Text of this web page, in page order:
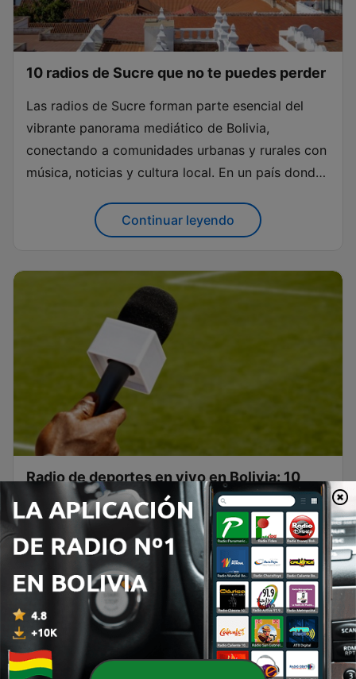
10 radios de Sucre que no te puedes perder
Las radios de Sucre forman parte esencial del
vibrante panorama mediático de Bolivia,
conectando a comunidades urbanas y rurales con
música, noticias y cultura local. En un país donde
accesibles y cercanos, Sucre destaca por la
diversidad y riqueza de sus...
Continuar leyendo
Radio de deportes en vivo en Bolivia: 10
emisoras clave
Una radio de deportes en vivo es mucho más que
una fuente de información: es el latido de la
pasión deportiva boliviana, el vínculo que une a
fanáticos de todas las regiones con las
emociones del fútbol, el básquet, el
automovilismo y muchas otras disciplinas. En
Bolivia, escuchar una de...
Continuar leyendo